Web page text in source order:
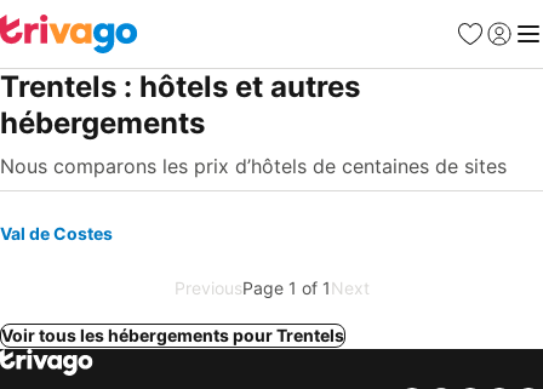
Favoris
Se
Trentels : hôtels et autres
hébergements
Nous comparons les prix d’hôtels de centaines de sites
Val de Costes
PreviousPage 1 of 1Next
Voir tous les hébergements pour Trentels